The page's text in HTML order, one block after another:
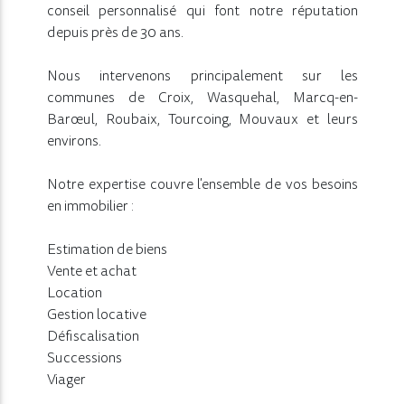
conseil personnalisé qui font notre réputation
depuis près de 30 ans.
Nous intervenons principalement sur les
communes de Croix, Wasquehal, Marcq-en-
Barœul, Roubaix, Tourcoing, Mouvaux et leurs
environs.
Notre expertise couvre l'ensemble de vos besoins
en immobilier :
Estimation de biens
Vente et achat
Location
Gestion locative
Défiscalisation
Successions
Viager